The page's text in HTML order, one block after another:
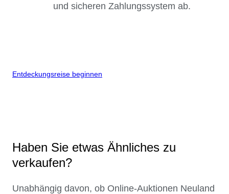
und sicheren Zahlungssystem ab.
Entdeckungsreise beginnen
Haben Sie etwas Ähnliches zu
verkaufen?
Unabhängig davon, ob Online-Auktionen Neuland